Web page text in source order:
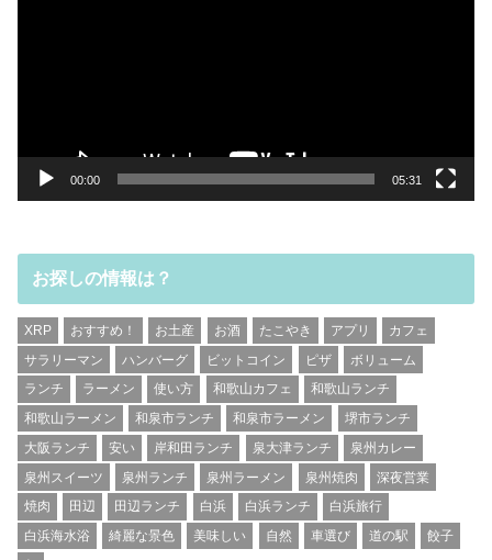
00:00 05:31
お探しの情報は？
XRP おすすめ！ お土産 お酒 たこやき アプリ
カフェ
サラリーマン
ハンバーグ ビットコイン ピザ
ボリューム
ランチ
ラーメン 使い方 和歌山カフェ
和歌山ランチ
和歌山ラーメン
和泉市ランチ 和泉市ラーメン
堺市ランチ
大阪ランチ
安い 岸和田ランチ 泉大津ランチ
泉州カレー
泉州スイーツ
泉州ランチ 泉州ラーメン 泉州焼肉
深夜営業
焼肉
田辺 田辺ランチ 白浜 白浜ランチ
白浜旅行
白浜海水浴
綺麗な景色 美味しい 自然 車選び 道の駅
餃子